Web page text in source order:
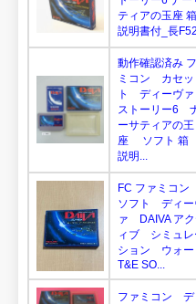
ティアの玉座 箱
説明書付_長
動作確認済み
ミコン カセッ
ト ディーヴ
ストーリー6
ーサティアの王
座 ソフト 箱
説明...
FC ファミコン
ソフト ディー
ァ DAIVA アク
ィブ シミュレ
ション ウォ
T&E SO...
ファミコン デ